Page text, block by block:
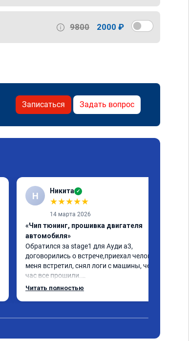
9800 2000 ₽
Записаться Задать вопрос
Н Никита ✓
★★★★★
14 марта 2026
«Чип тюнинг, прошивка двигателя
автомобиля»
Обратился за stage1 для Ауди а3,
договорились о встрече,приехал человек
меня встретил, снял логи с машины, через
час все прошили.
Арман спасибо тебе огромное, машинка по
Читать полностью